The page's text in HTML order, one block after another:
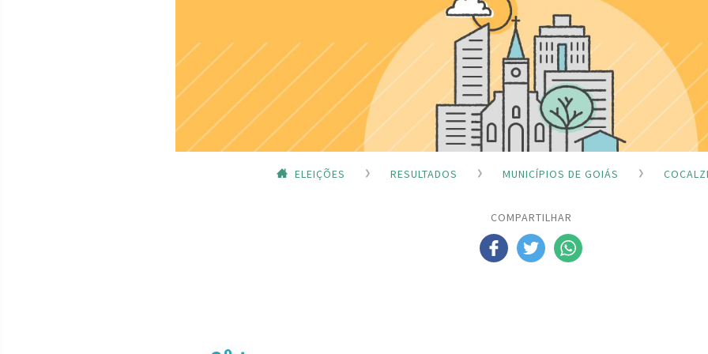
ELEIÇÕES RESULTADOS MUNICÍPIOS DE GOIÁS
COMPARTILHAR